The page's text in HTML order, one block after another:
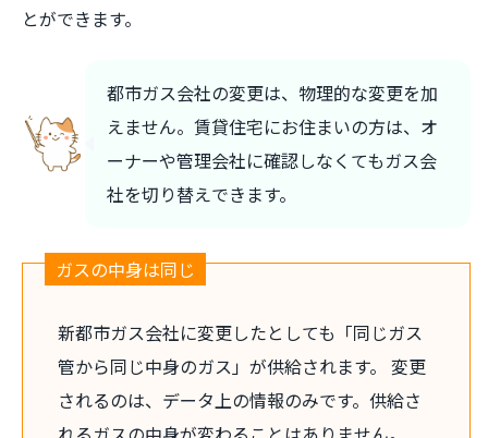
とができます。
都市ガス会社の変更は、物理的な変更を加
えません。賃貸住宅にお住まいの方は、オ
ーナーや管理会社に確認しなくてもガス会
社を切り替えできます。
ガスの中身は同じ
新都市ガス会社に変更したとしても「同じガス
管から同じ中身のガス」が供給されます。 変更
されるのは、データ上の情報のみです。供給さ